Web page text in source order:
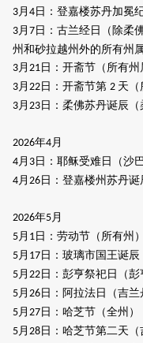
3月 4 日：登嘉楼苏丹加冕
3月 7 日：古兰经日（除柔
州和砂拉越州外的所有州属
3月 21 日：开斋节（所有州
3月 22 日：开斋节第 2 天（
3月 23 日：柔佛苏丹诞辰（
2026年4月
4月 3 日：耶稣受难日（沙
4月 26 日：登嘉楼州苏丹诞
2026年5月
5月 1 日：劳动节（所有州）
5月 17 日：玻璃市国王诞辰
5月 22 日：彭亨祭祀日（彭
5月 26 日：阿拉法日（吉兰
5月 27 日：哈芝节（全州）
5月 28 日：哈芝节第二天